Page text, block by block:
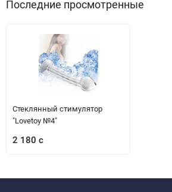
Последние просмотренные
Стеклянный стимулятор
"Lovetoy №4"
2 180 с